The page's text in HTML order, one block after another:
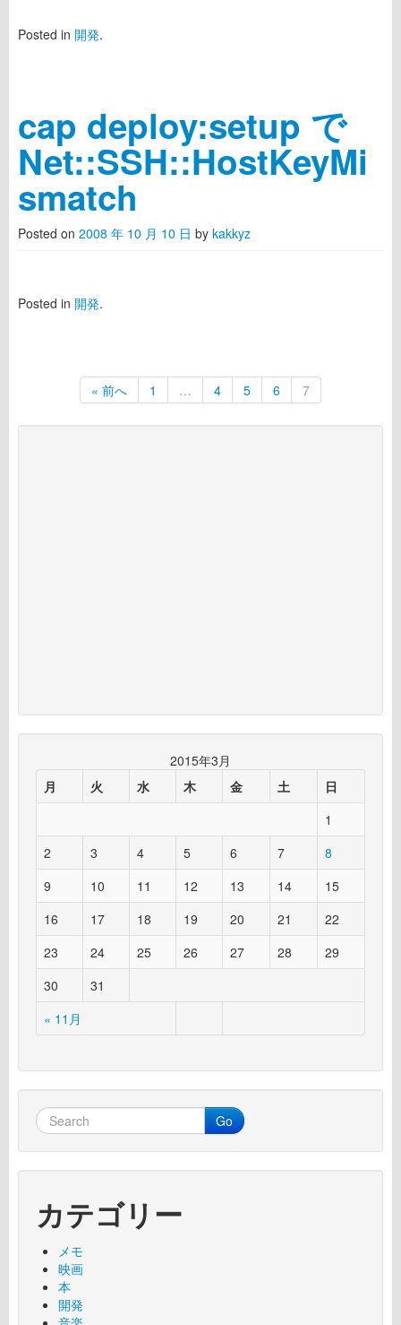
Posted in 開発.
cap deploy:setup で
Net::SSH::HostKeyMi
smatch
Posted on 2008 年 10 月 10 日 by kakkyz
Posted in 開発.
« 前へ 1 … 4 5 6 7
2015年3月
月
火 水 木 金 土 日
« 11月
1
2
3 4 5 6 7
8
9
10 11 12 13 14
15
16
17 18 19 20 21
22
23
24 25 26 27 28
29
30
31
Go
カテゴリー
メモ
映画
本
開発